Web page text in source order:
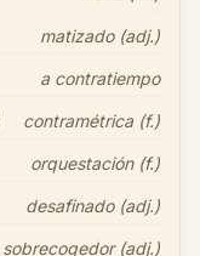
matizado (adj.)
a contratiempo
contramétrica (f.)
orquestación (f.)
desafinado (adj.)
sobrecogedor (adj.)